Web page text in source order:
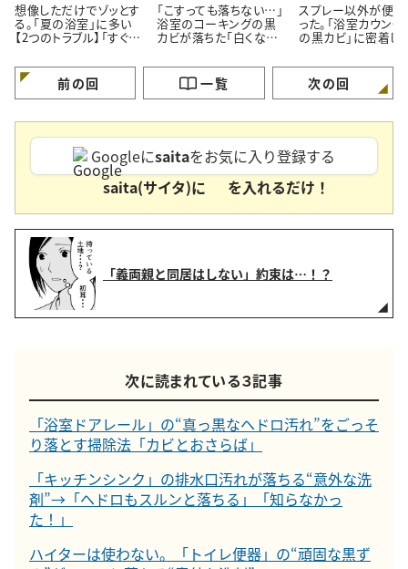
想像しただけでゾッとす
る。「夏の浴室」に多い
【2つのトラブル】「すぐ対
「こすっても落ちない…」
浴室のコーキングの黒
カビが落ちた「白くなっ
掃除術】
スプレー以外が便
った。「浴室カウンタ
の黒カビ」に密着し
掃除術】
前の回 一覧 次の回
Googleにsaitaをお気に入り登録する
saita(サイタ)に
を入れるだけ！
「義両親と同居はしない」約束は…！？
次に読まれている３記事
「浴室ドアレール」の“真っ黒なヘドロ汚れ”をごっそ
り落とす掃除法「カビとおさらば」
「キッチンシンク」の排水口汚れが落ちる“意外な洗
剤”→「ヘドロもスルンと落ちる」「知らなかっ
た！」
ハイターは使わない。「トイレ便器」の“頑固な黒ず